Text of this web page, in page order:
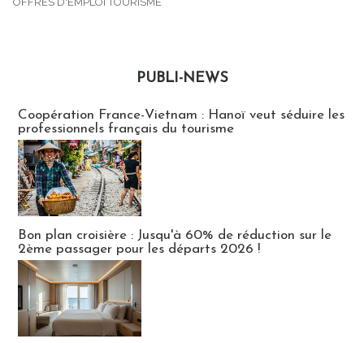
PUBLI-NEWS
Coopération France-Vietnam : Hanoï veut séduire les
professionnels français du tourisme
Bon plan croisière : Jusqu'à 60% de réduction sur le
2ème passager pour les départs 2026 !